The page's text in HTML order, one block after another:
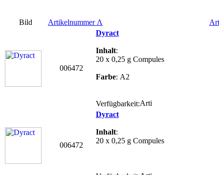
Bild ArtikelnummerΛ
006472
Dyract
Inhalt:
20 x 0,25 g Compules
Farbe: A2
Verfügbarkeit:
006472
Dyract
Inhalt:
20 x 0,25 g Compules